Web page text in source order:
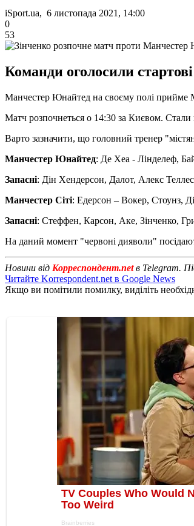
iSport.ua, 6 листопада 2021, 14:00
0
53
Команди оголосили
Манчестер Юнайтед на своєму полі прийме
Матч розпочнеться о 14:30 за Києвом. Стали
Варто зазначити, що головний тренер
Манчестер Юнайтед: Де Хеа - Лінделеф,
Запасні: Дін Хендерсон, Далот, Алекс
Манчестер Сіті: Едерсон – Вокер, Стоунз,
Запасні: Стеффен, Карсон, Аке, Зінченко,
На даний момент "червоні дияволи"
Новини від Корреспондент.netв Telegram.
Читайте Korrespondent.net в Google News
Якщо ви помітили помилку, виділіть